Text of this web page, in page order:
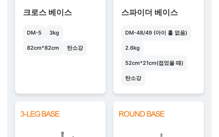
크로스 베이스
DM-5 3kg
82cm*82cm 탄소강
스파이더 베이스
DM-48/49 (아이 홀 없음)
2.6kg
52cm*21cm(접었을 때)
탄소강